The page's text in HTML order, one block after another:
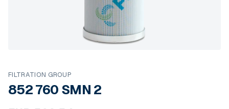
FILTRATION GROUP
852 760 SMN 2